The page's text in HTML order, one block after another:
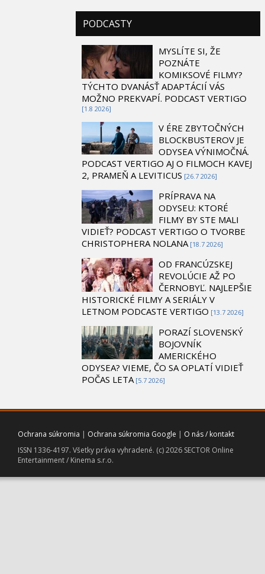
PODCASTY
MYSLÍTE SI, ŽE
POZNÁTE
KOMIKSOVÉ FILMY?
TÝCHTO DVANÁSŤ ADAPTÁCIÍ VÁS
MOŽNO PREKVAPÍ. PODCAST VERTIGO
[1.8 2026]
V ÉRE ZBYTOČNÝCH
BLOCKBUSTEROV JE
ODYSEA VÝNIMOČNÁ.
PODCAST VERTIGO AJ O FILMOCH KAVEJ
2, PRAMEŇ A LEVITICUS [26.7 2026]
PRÍPRAVA NA
ODYSEU: KTORÉ
FILMY BY STE MALI
VIDIEŤ? PODCAST VERTIGO O TVORBE
CHRISTOPHERA NOLANA [18.7 2026]
OD FRANCÚZSKEJ
REVOLÚCIE AŽ PO
ČERNOBYĽ. NAJLEPŠIE
HISTORICKÉ FILMY A SERIÁLY V
LETNOM PODCASTE VERTIGO [13.7 2026]
PORAZÍ SLOVENSKÝ
BOJOVNÍK
AMERICKÉHO
ODYSEA? VIEME, ČO SA OPLATÍ VIDIEŤ
POČAS LETA [5.7 2026]
Ochrana súkromia | Ochrana súkromia Google | O nás / kontakt
ISSN 1336-4197. Všetky práva vyhradené. (c) 2026 SECTOR Online
Entertainment / Kinema s.r.o.